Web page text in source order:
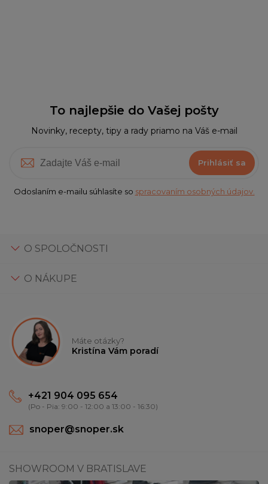
To najlepšie do Vašej pošty
Novinky, recepty, tipy a rady priamo na Váš e-mail
Prihlásiť sa
Odoslaním e-mailu súhlasíte so spracovaním osobných údajov.
O SPOLOČNOSTI
O NÁKUPE
Máte otázky?
Kristína Vám poradí
+421 904 095 654
(Po - Pia: 9:00 - 12:00 a 13:00 - 16:30)
snoper@snoper.sk
SHOWROOM V BRATISLAVE